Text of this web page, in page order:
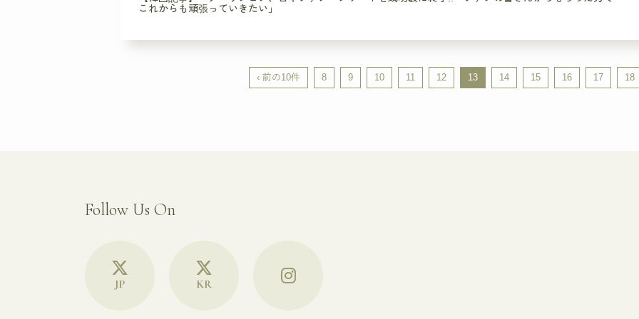
これからも頑張っていきたい」
‹ 前の10件 8 9 10 11 12 13 14 15 16 17 18
Follow Us On
JP KR